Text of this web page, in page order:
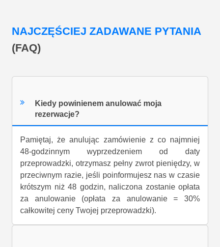
NAJCZĘŚCIEJ ZADAWANE PYTANIA
(FAQ)
Kiedy powinienem anulować moja
rezerwacje?
Pamiętaj, że anulując zamówienie z co najmniej
48-godzinnym wyprzedzeniem od daty
przeprowadzki, otrzymasz pełny zwrot pieniędzy, w
przeciwnym razie, jeśli poinformujesz nas w czasie
krótszym niż 48 godzin, naliczona zostanie opłata
za anulowanie (opłata za anulowanie = 30%
całkowitej ceny Twojej przeprowadzki).